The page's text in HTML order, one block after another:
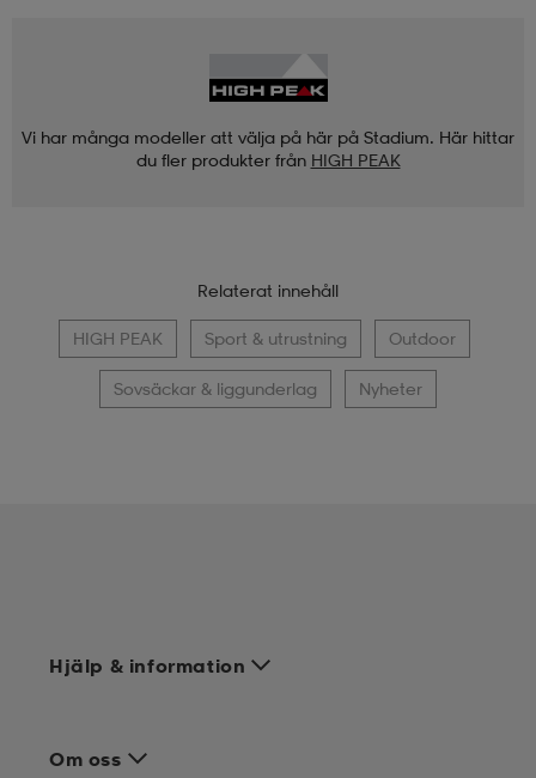
Vi har många modeller att välja på här på Stadium. Här hittar
du fler produkter från HIGH PEAK
Relaterat innehåll
HIGH PEAK Sport & utrustning Outdoor
Sovsäckar & liggunderlag Nyheter
Hjälp & information
Om oss